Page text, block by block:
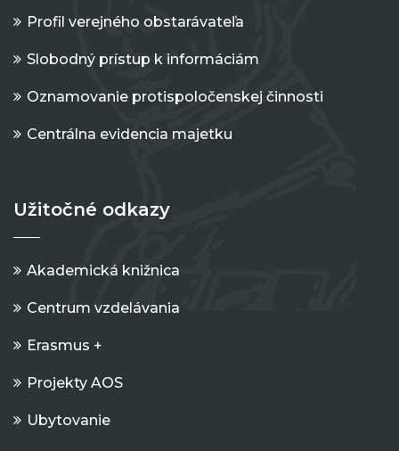
Profil verejného obstarávateľa
Slobodný prístup k informáciám
Oznamovanie protispoločenskej činnosti
Centrálna evidencia majetku
Užitočné odkazy
Akademická knižnica
Centrum vzdelávania
Erasmus +
Projekty AOS
Ubytovanie